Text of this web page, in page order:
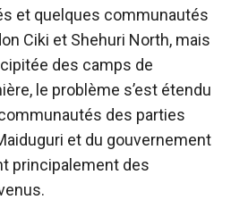
et quelques communautés
Ciki et Shehuri North, mais
des camps de
le problème s’est étendu
des parties
et du gouvernement
principalement des